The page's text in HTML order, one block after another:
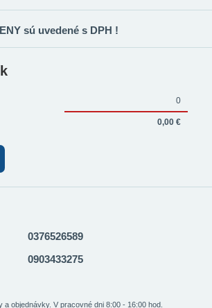
sú uvedené s DPH !
0
0,00 €
0376526589
0903433275
a objednávky. V pracovné dni 8:00 - 16:00 hod.